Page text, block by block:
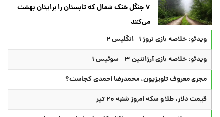
۷ جنگل خنک شمال که تابستان را برایتان بهشت
می‌کنند
ویدئو: خلاصه بازی نروژ ۱ - انگلیس ۲
ویدئو: خلاصه بازی آرژانتین ۳ - سوئیس ۱
مجری معروف تلویزیون، محمدرضا احمدی کجاست؟
قیمت دلار، طلا و سکه امروز شنبه ۲۰ تیر